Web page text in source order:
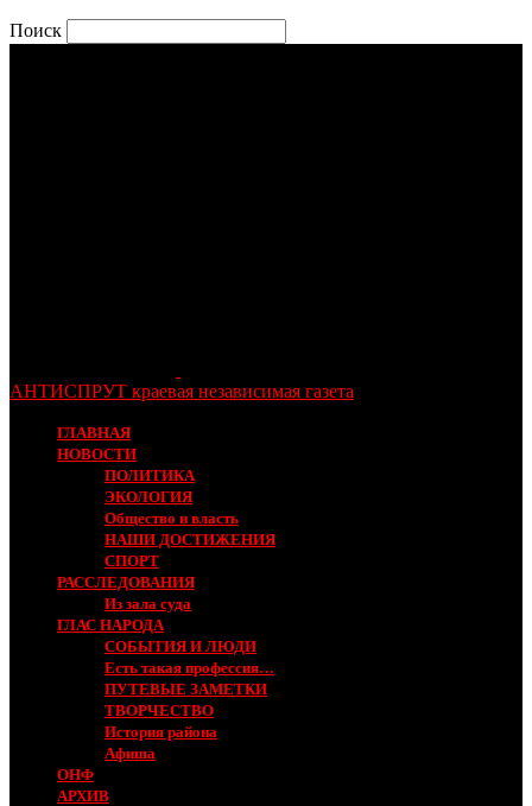
Поиск
АНТИСПРУТ краевая независимая газета
ГЛАВНАЯ
НОВОСТИ
ПОЛИТИКА
ЭКОЛОГИЯ
Общество и власть
НАШИ ДОСТИЖЕНИЯ
СПОРТ
РАССЛЕДОВАНИЯ
Из зала суда
ГЛАС НАРОДА
СОБЫТИЯ И ЛЮДИ
Есть такая профессия…
ПУТЕВЫЕ ЗАМЕТКИ
ТВОРЧЕСТВО
История района
Афиша
ОНФ
АРХИВ